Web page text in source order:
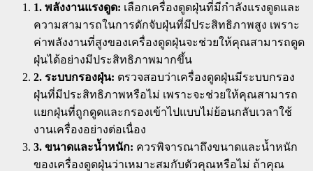
1. พลังงานแรงดูด: เลือกเครื่องดูดฝุ่นที่มีกำลังแรงดูดและ
ความสามารถในการดักจับฝุ่นที่มีประสิทธิภาพสูง เพราะ
ค่าพลังงานที่สูงของเครื่องดูดฝุ่นจะช่วยให้คุณสามารถดูด
ฝุ่นได้อย่างมีประสิทธิภาพมากขึ้น
2. ระบบกรองฝุ่น: ตรวจสอบว่าเครื่องดูดฝุ่นมีระบบกรอง
ฝุ่นที่มีประสิทธิภาพหรือไม่ เพราะจะช่วยให้คุณสามารถ
แยกฝุ่นที่ถูกดูดและกรองเข้าไปแบบไม่ย้อนกลับเวลาใช้
งานเครื่องอย่างต่อเนื่อง
3. ขนาดและน้ำหนัก: ควรพิจารณาถึงขนาดและน้ำหนัก
ของเครื่องดูดฝุ่นว่าเหมาะสมกับตัวคุณหรือไม่ ถ้าคุณ